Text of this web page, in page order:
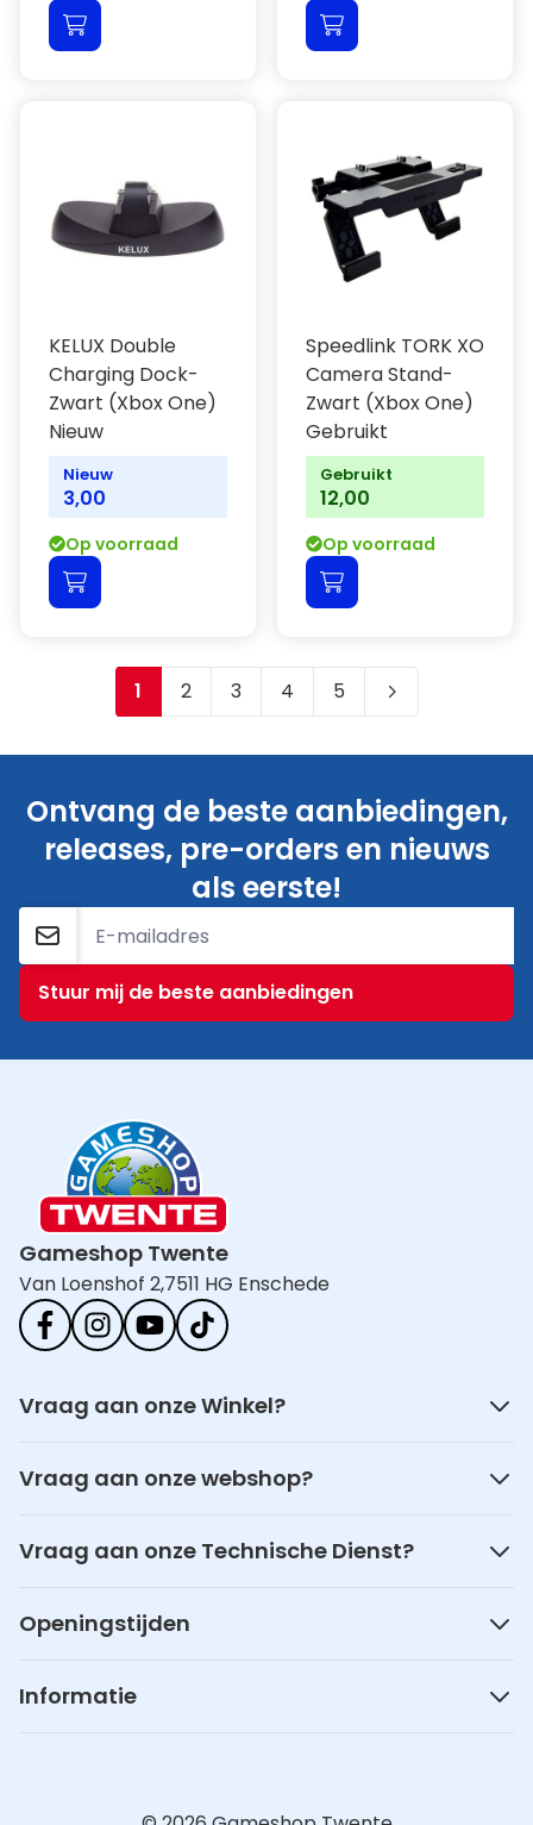
KELUX Double
Charging Dock-
Zwart (Xbox One)
Nieuw
Nieuw
3,00
Op voorraad
Speedlink TORK XO
Camera Stand-
Zwart (Xbox One)
Gebruikt
Gebruikt
12,00
Op voorraad
Je leest momenteel pagina
1 Pagina
2 Pagina
3 Pagina
4 Pagina
5
Ontvang de beste aanbiedingen,
releases, pre-orders en nieuws
als eerste!
E-mailadres
Stuur mij de beste aanbiedingen
Gameshop Twente
Van Loenshof 2,7511 HG Enschede
Vraag aan onze Winkel?
Vraag aan onze webshop?
Vraag aan onze Technische Dienst?
Openingstijden
Informatie